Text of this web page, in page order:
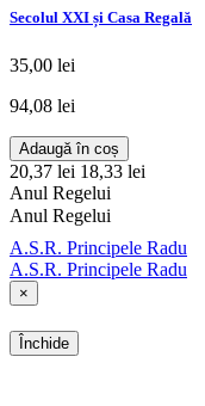
Secolul XXI și Casa Regală
35,00 lei
94,08 lei
Adaugă în coș
20,37 lei 18,33 lei
Anul Regelui
Anul Regelui
A.S.R. Principele Radu
A.S.R. Principele Radu
×
Închide